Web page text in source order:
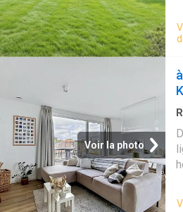
Voir la photo